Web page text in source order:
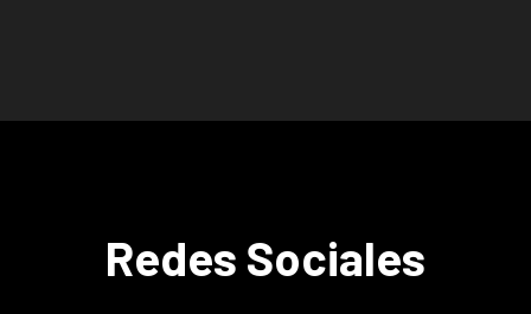
Redes Sociales